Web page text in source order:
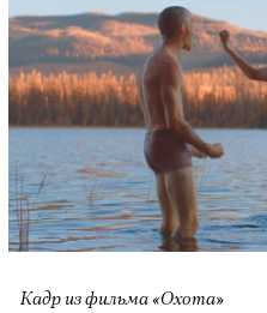
Кадр из фильма «Охота»